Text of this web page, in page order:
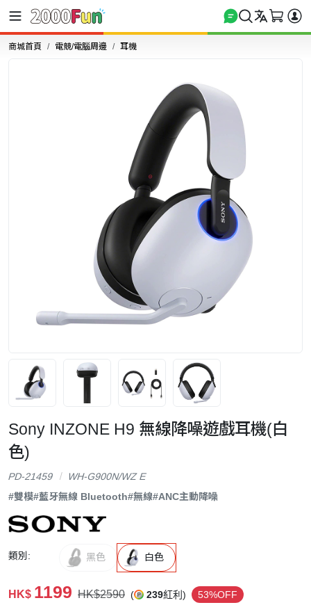
商城首頁 電競/電腦周邊 耳機
Sony INZONE H9 無線降噪遊戲耳機(白
色)
PD-21459
WH-G900N/WZ E
#雙模#藍牙無線 Bluetooth#無線#ANC主動降噪
類別: 黑色 白色
HK$ 1199 HK$2590 ( 239紅利) 53%OFF